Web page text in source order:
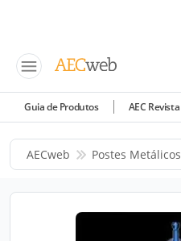
Guia de Produtos AEC Revista
AECweb Postes Metálicos